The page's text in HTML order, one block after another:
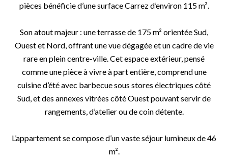
pièces bénéficie d’une surface Carrez d’environ 115 m².
Son atout majeur : une terrasse de 175 m² orientée Sud,
Ouest et Nord, offrant une vue dégagée et un cadre de vie
rare en plein centre-ville. Cet espace extérieur, pensé
comme une pièce à vivre à part entière, comprend une
cuisine d’été avec barbecue sous stores électriques côté
Sud, et des annexes vitrées côté Ouest pouvant servir de
rangements, d’atelier ou de coin détente.
L’appartement se compose d’un vaste séjour lumineux de 46
m².